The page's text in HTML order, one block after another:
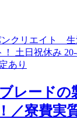
レードの
／寮費実